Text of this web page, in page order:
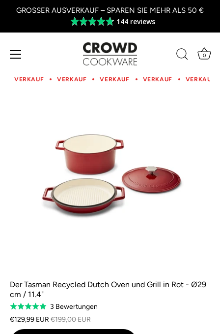
Inhalt
GROSSER AUSVERKAUF – SPAREN SIE MEHR ALS 50 €
Average
rating
4.8
out
of
144 reviews
0
VERKAUF VERKAUF VERKAUF VERKAUF VERKAUF
Der Tasman Recycled Dutch Oven und Grill in Rot - Ø29
cm / 11.4"
Bewertet
mit
5,0
3 BewertungenBasierend
3
€129,99 EUR €199,00 EUR